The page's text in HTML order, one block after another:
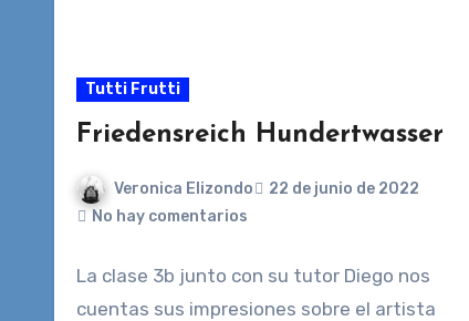
Tutti Frutti
Friedensreich Hundertwasser
Veronica Elizondo
22 de junio de 2022
No hay comentarios
La clase 3b junto con su tutor Diego nos
cuentas sus impresiones sobre el artista